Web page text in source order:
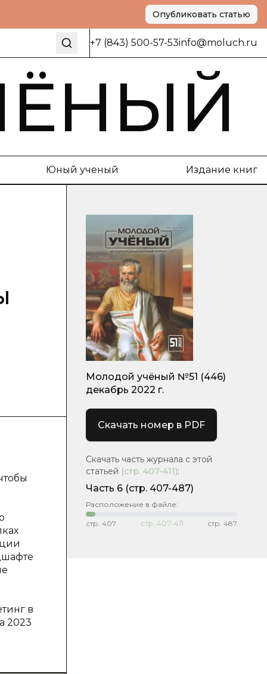
Опубликовать статью
+7 (843) 500-57-53info@moluch.ru
Юный ученый Издание книг
в
2023
Молодой учёный №51 (446)
декабрь 2022 г.
Скачать номер в PDF
Скачать часть журнала с этой
статьей (стр. 407-411):
Часть 6 (стр. 407-487)
Расположение в файле:
стр. 407 стр. 407-411 стр. 487